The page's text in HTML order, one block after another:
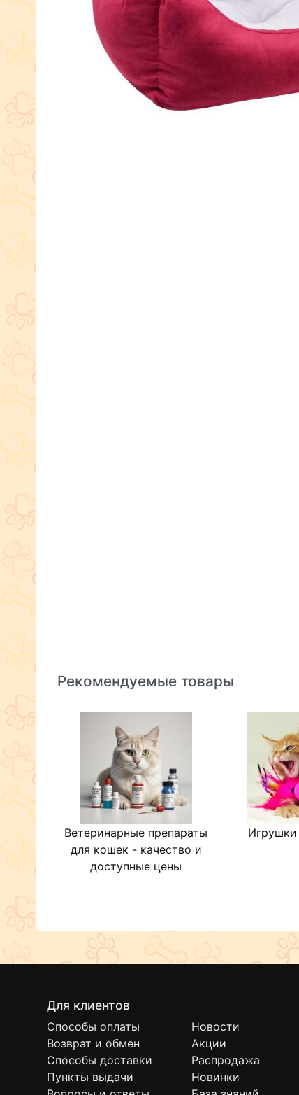
Рекомендуемые товары
Ветеринарные препараты
для кошек - качество и
доступные цены
Для клиентов
Способы оплаты
Возврат и обмен
Способы доставки
Пункты выдачи
Новости
Акции
Распродажа
Новинки